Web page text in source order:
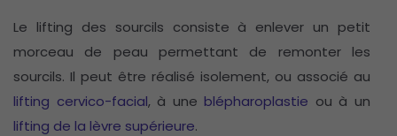
Le lifting des sourcils consiste à enlever un petit
morceau de peau permettant de remonter les
sourcils. Il peut être réalisé isolement, ou associé au
lifting cervico-facial, à une blépharoplastie ou à un
lifting de la lèvre supérieure.